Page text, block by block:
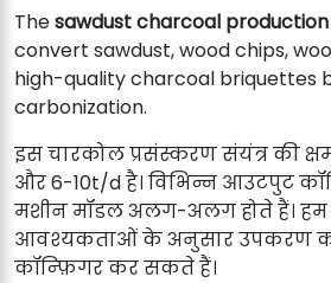
Thesawdust charcoal
convert sawdust, wood chips,
high-quality charcoal briquettes
carbonization.
इस चारकोल प्रसंस्करण संयंत्र की
और 6-10t/d है। विभिन्न आउटपुट
मशीन मॉडल अलग-अलग होते हैं।
आवश्यकताओं के अनुसार उपकरण
कॉन्फ़िगर कर सकते हैं।